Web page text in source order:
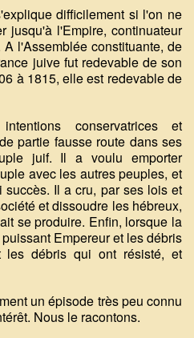
difficilement si l'on ne
jusqu'à l'Empire, continuateur
l'Assemblée constituante, de
juive fut redevable de son
à 1815, elle est redevable de
conservatrices et
partie fausse route dans ses
juif. Il a voulu emporter
avec les autres peuples, et
Il a cru, par ses lois et
et dissoudre les hébreux,
se produire. Enfin, lorsque la
Empereur et les débris
débris qui ont résisté, et
un épisode très peu connu
Nous le racontons.